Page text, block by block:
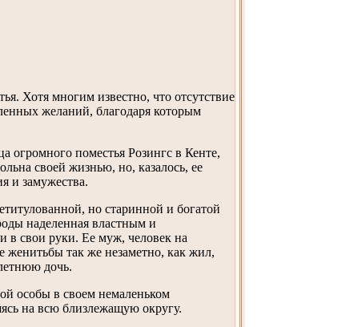
Хотя многим известно, что отсутствие
желаний, благодаря которым
огромного поместья Розингс в Кенте,
своей жизнью, но, казалось, ее
и замужества.
но старинной и богатой
наделенная властным и
в свои руки. Ее муж, человек на
женитьбы так же незаметно, как жил,
дочь.
особы в своем немаленьком
на всю близлежащую округу.